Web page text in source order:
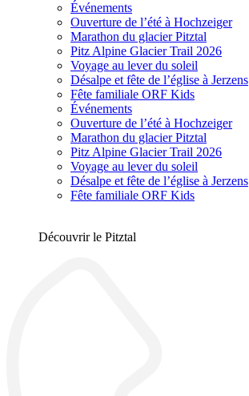
Événements
Ouverture de l’été à Hochzeiger
Marathon du glacier Pitztal
Pitz Alpine Glacier Trail 2026
Voyage au lever du soleil
Désalpe et fête de l’église à Jerzens
Fête familiale ORF Kids
Événements
Ouverture de l’été à Hochzeiger
Marathon du glacier Pitztal
Pitz Alpine Glacier Trail 2026
Voyage au lever du soleil
Désalpe et fête de l’église à Jerzens
Fête familiale ORF Kids
Découvrir le Pitztal